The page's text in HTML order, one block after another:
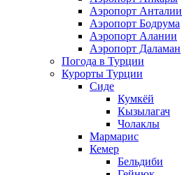
Аэропорт Анталии
Аэропорт Бодрума
Аэропорт Алании
Аэропорт Даламан
Погода в Турции
Курорты Турции
Сиде
Кумкёй
Кызылагач
Чолаклы
Мармарис
Кемер
Бельдиби